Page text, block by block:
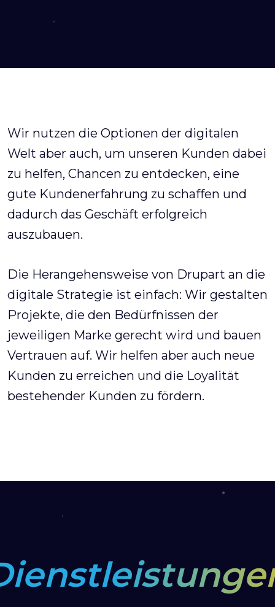
Wir nutzen die Optionen der digitalen
Welt aber auch, um unseren Kunden dabei
zu helfen, Chancen zu entdecken, eine
gute Kundenerfahrung zu schaffen und
dadurch das Geschäft erfolgreich
auszubauen.
Die Herangehensweise von Drupart an die
digitale Strategie ist einfach: Wir gestalten
Projekte, die den Bedürfnissen der
jeweiligen Marke gerecht wird und bauen
Vertrauen auf. Wir helfen aber auch neue
Kunden zu erreichen und die Loyalität
bestehender Kunden zu fördern.